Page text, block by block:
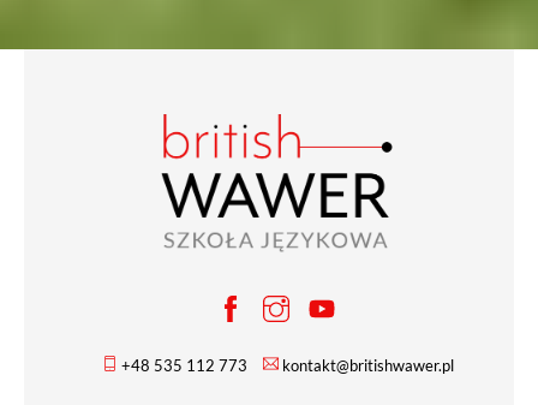
+48 535 112 773 kontakt@britishwawer.pl